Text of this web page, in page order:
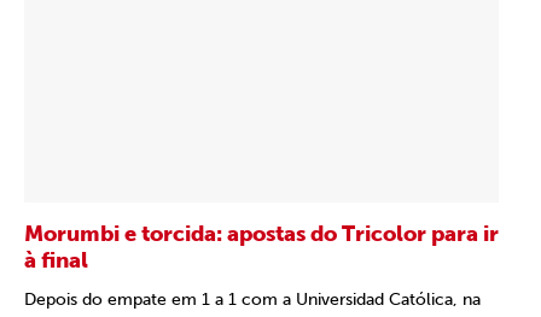
Morumbi e torcida: apostas do Tricolor para ir
à final
Depois do empate em 1 a 1 com a Universidad Católica, na